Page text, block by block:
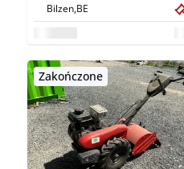
Bilzen, BE
Zakończone